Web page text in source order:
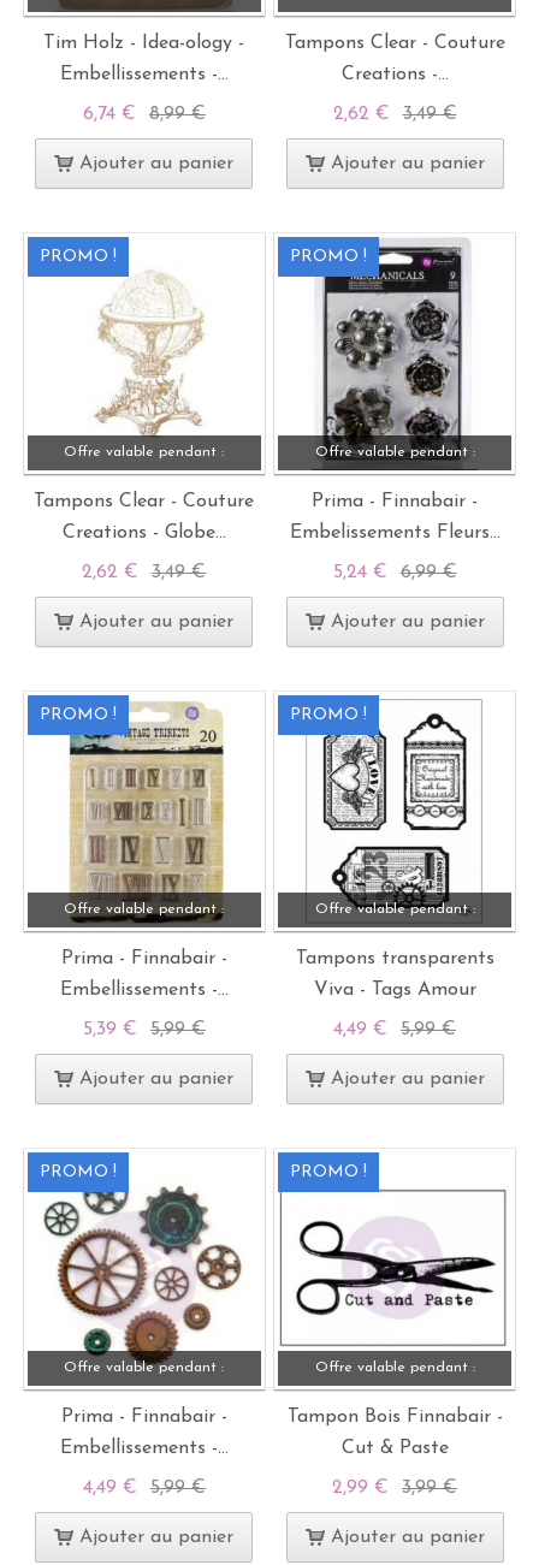
Tim Holz - Idea-ology -
Embellissements -...
6,74 € 8,99 €
Ajouter au panier
Tampons Clear - Couture
Creations -...
2,62 € 3,49 €
Ajouter au panier
PROMO !
Offre valable pendant :
Tampons Clear - Couture
Creations - Globe...
2,62 € 3,49 €
Ajouter au panier
PROMO !
Offre valable pendant :
Prima - Finnabair -
Embelissements Fleurs...
5,24 € 6,99 €
Ajouter au panier
PROMO !
Offre valable pendant :
Prima - Finnabair -
Embellissements -...
5,39 € 5,99 €
Ajouter au panier
PROMO !
Offre valable pendant :
Tampons transparents
Viva - Tags Amour
4,49 € 5,99 €
Ajouter au panier
PROMO !
Offre valable pendant :
Prima - Finnabair -
Embellissements -...
4,49 € 5,99 €
Ajouter au panier
PROMO !
Offre valable pendant :
Tampon Bois Finnabair -
Cut & Paste
2,99 € 3,99 €
Ajouter au panier